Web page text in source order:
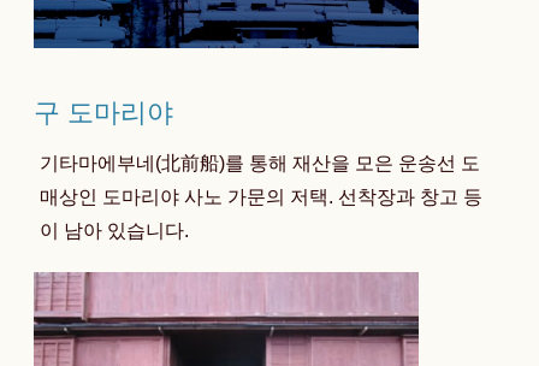
구 도마리야
기타마에부네(北前船)를 통해 재산을 모은 운송선 도
매상인 도마리야 사노 가문의 저택. 선착장과 창고 등
이 남아 있습니다.